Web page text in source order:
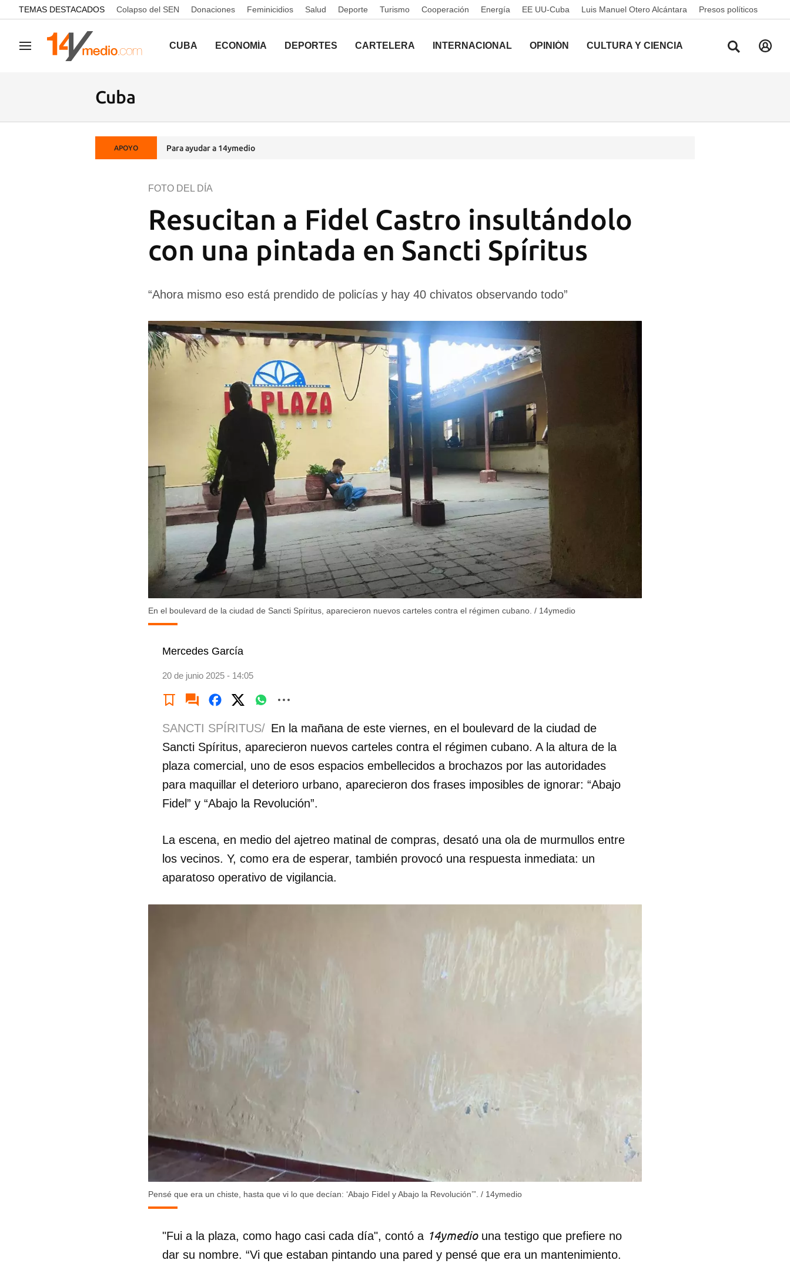
common.go-to-content
TEMAS DESTACADOS Colapso del SEN Donaciones Feminicidios Salud Deporte Turismo Cooperación Energía EE UU-Cuba Luis Manuel Otero Alcántara Presos políticos
Navegación CUBA ECONOMÍA DEPORTES CARTELERA INTERNACIONAL OPINIÓN CULTURA Y CIENCIA
Cuba
APOYO Para ayudar a 14ymedio
Resucitan a Fidel Castro insultándolo
con una pintada en Sancti Spíritus
FOTO DEL DÍA
“Ahora mismo eso está prendido de policías y hay 40 chivatos observando todo”
En el boulevard de la ciudad de Sancti Spíritus, aparecieron nuevos carteles contra el régimen cubano. / 14ymedio
Mercedes García
20 de junio 2025 - 14:05
SANCTI SPÍRITUS/ En la mañana de este viernes, en el boulevard de la ciudad de
Sancti Spíritus, aparecieron nuevos carteles contra el régimen cubano. A la altura de la
plaza comercial, uno de esos espacios embellecidos a brochazos por las autoridades
para maquillar el deterioro urbano, aparecieron dos frases imposibles de ignorar: “Abajo
Fidel” y “Abajo la Revolución”.
La escena, en medio del ajetreo matinal de compras, desató una ola de murmullos entre
los vecinos. Y, como era de esperar, también provocó una respuesta inmediata: un
aparatoso operativo de vigilancia.
Pensé que era un chiste, hasta que vi lo que decían: ‘Abajo Fidel y Abajo la Revolución’”. / 14ymedio
"Fui a la plaza, como hago casi cada día", contó a 14ymediouna testigo que prefiere no
dar su nombre. “Vi que estaban pintando una pared y pensé que era un mantenimiento.